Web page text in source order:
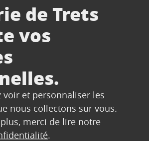
de Trets
vos
voir et personnaliser les
nous collectons sur vous.
merci de lire notre
.
PASSÉS